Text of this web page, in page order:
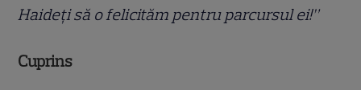
Haideți să o felicităm pentru parcursul ei!”
Cuprins